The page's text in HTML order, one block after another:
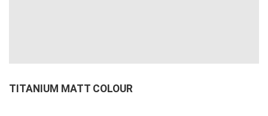
TITANIUM MATT COLOUR